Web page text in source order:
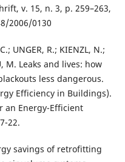
v. 15, n. 3, p. 259–263,
2006/0130
UNGER, R.; KIENZL, N.;
M. Leaks and lives: how
less dangerous.
Efficiency in Buildings).
an Energy-Efficient
22.
savings of retrofitting